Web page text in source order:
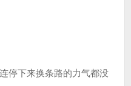
停下来换条路的力气都没